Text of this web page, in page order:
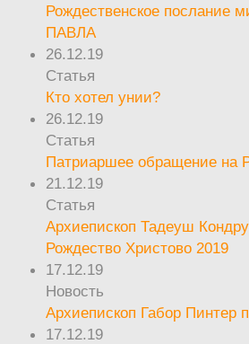
Рождественское послание
ПАВЛА
26.12.19
Статья
Кто хотел унии?
26.12.19
Статья
Патриаршее обращение на
21.12.19
Статья
Архиепископ Тадеуш
Рождество Христово 2019
17.12.19
Новость
Архиепископ Габор Пинтер
17.12.19